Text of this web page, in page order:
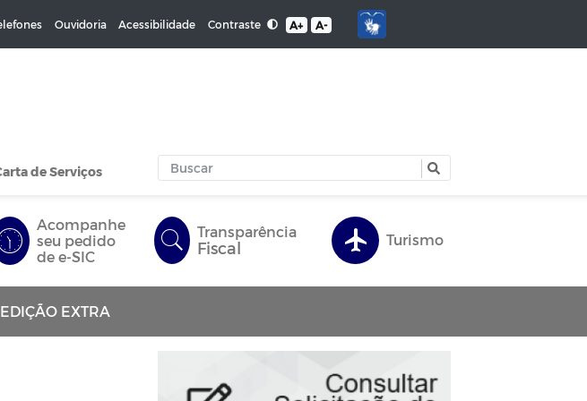
Ouvidoria Acessibilidade Contraste A+ A-
de Serviços
Acompanhe
seu pedido
de e-SIC
Transparência
Fiscal Turismo
EXTRA